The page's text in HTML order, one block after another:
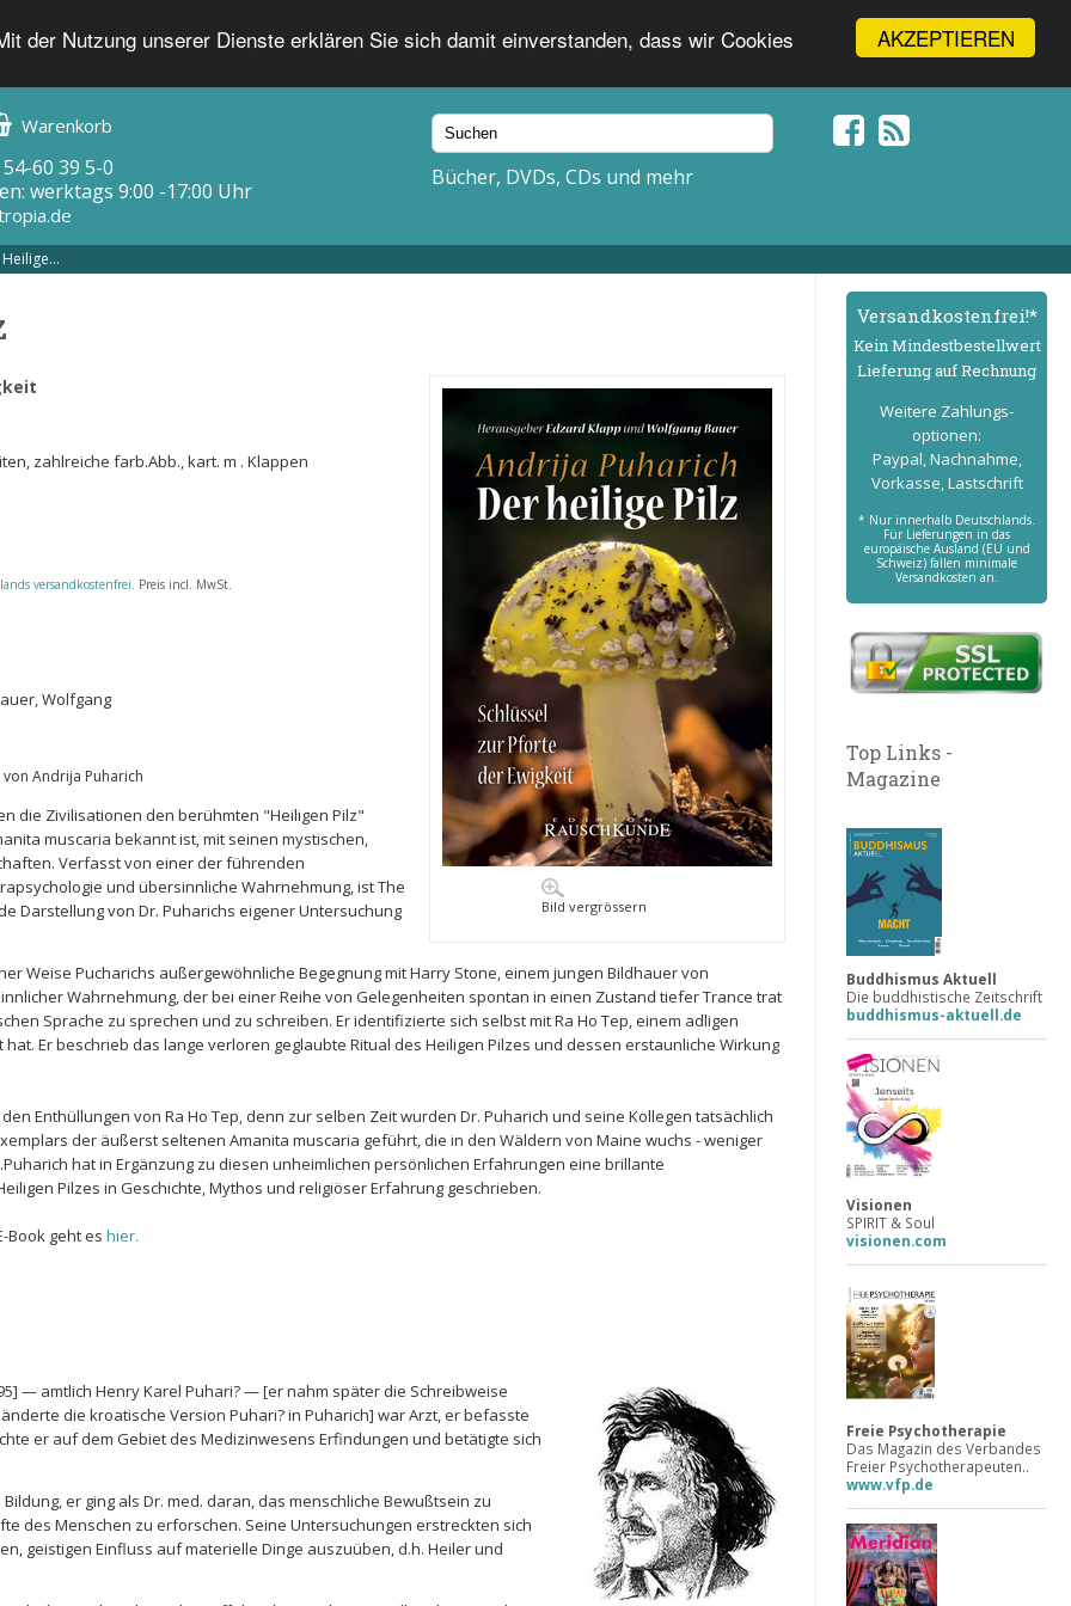
AKZEPTIEREN
der Nutzung unserer Dienste erklären Sie sich damit einverstanden, dass wir Cookies
Warenkorb
60 39 5-0
werktags 9:00 -17:00 Uhr
Bücher, DVDs, CDs und mehr
Bild vergrössern
zahlreiche farb.Abb., kart. m . Klappen
versandkostenfrei. Preis incl. MwSt.
Wolfgang
von Andrija Puharich
die Zivilisationen den berühmten "Heiligen Pilz"
muscaria bekannt ist, mit seinen mystischen,
Verfasst von einer der führenden
und übersinnliche Wahrnehmung, ist The
Darstellung von Dr. Puharichs eigener Untersuchung
Weise Pucharichs außergewöhnliche Begegnung mit Harry Stone, einem jungen Bildhauer von
Wahrnehmung, der bei einer Reihe von Gelegenheiten spontan in einen Zustand tiefer Trance trat
Sprache zu sprechen und zu schreiben. Er identifizierte sich selbst mit Ra Ho Tep, einem adligen
hat. Er beschrieb das lange verloren geglaubte Ritual des Heiligen Pilzes und dessen erstaunliche Wirkung
Enthüllungen von Ra Ho Tep, denn zur selben Zeit wurden Dr. Puharich und seine Kollegen tatsächlich
der äußerst seltenen Amanita muscaria geführt, die in den Wäldern von Maine wuchs - weniger
hat in Ergänzung zu diesen unheimlichen persönlichen Erfahrungen eine brillante
Pilzes in Geschichte, Mythos und religiöser Erfahrung geschrieben.
Book geht es hier.
— amtlich Henry Karel Puhari? — [er nahm später die Schreibweise
die kroatische Version Puhari? in Puharich] war Arzt, er befasste
er auf dem Gebiet des Medizinwesens Erfindungen und betätigte sich
er ging als Dr. med. daran, das menschliche Bewußtsein zu
des Menschen zu erforschen. Seine Untersuchungen erstreckten sich
geistigen Einfluss auf materielle Dinge auszuüben, d.h. Heiler und
Versand­kostenfrei!*
Kein Mindest­bestell­wert
Lieferung auf Rechnung
Weitere Zahlungs­
optionen:
Paypal, Nachnahme,
Vorkasse, Lastschrift
* Nur innerhalb Deutschlands.
Für Lieferungen in das
europäische Ausland (EU und
Schweiz) fallen minimale
Versandkosten an.
Top Links -
Magazine
Buddhismus Aktuell
Die buddhistische Zeitschrift
buddhismus-aktuell.de
Visionen
SPIRIT & Soul
visionen.com
Freie Psychotherapie
Das Magazin des Verbandes
Freier Psychotherapeuten..
www.vfp.de